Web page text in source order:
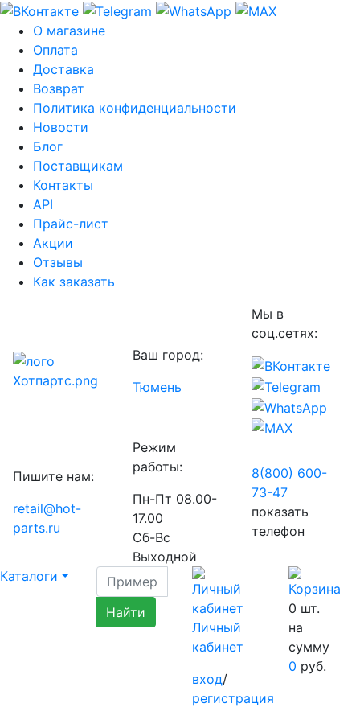
О магазине
Оплата
Доставка
Возврат
Политика конфиденциальности
Новости
Блог
Поставщикам
Контакты
API
Прайс-лист
Акции
Отзывы
Как заказать
Ваш город:
Тюмень
Мы в
соц.сетях:
Пишите нам:
retail@hot-
parts.ru
Режим
работы:
Пн-Пт 08.00-
17.00
Сб-Вс
Выходной
8(800) 600-
73-47
показать
телефон
Каталоги
Личный
кабинет
вход/
регистрация
0 шт.
на
сумму
0 руб.